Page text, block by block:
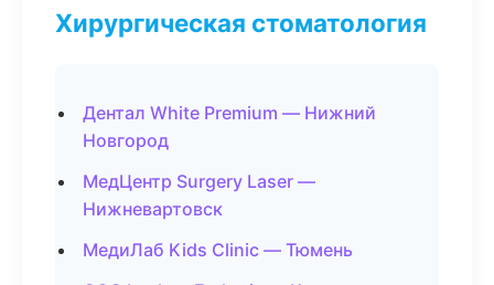
Хирургическая стоматология
Дентал White Premium — Нижний
Новгород
МедЦентр Surgery Laser —
Нижневартовск
МедиЛаб Kids Clinic — Тюмень